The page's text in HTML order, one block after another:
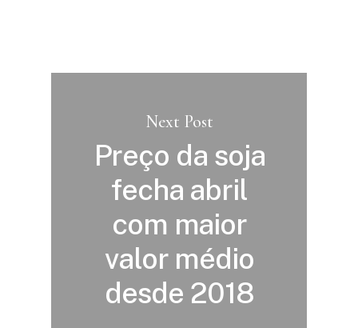
Next Post
Preço da soja
fecha abril
com maior
valor médio
desde 2018